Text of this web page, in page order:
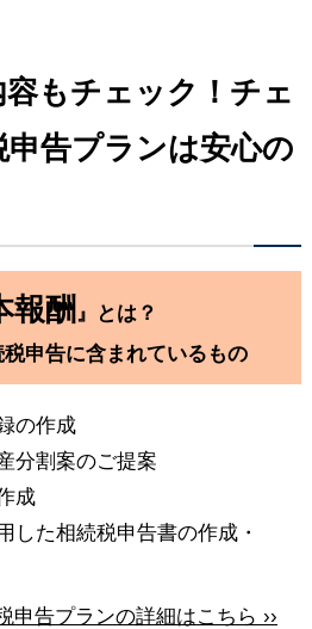
もチェック！チェ
告プランは安心の
報酬 』とは？
申告に含まれているもの
の作成
分割案のご提案
成
した相続税申告書の作成・
申告プランの詳細はこちら ››